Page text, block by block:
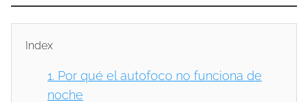
Index
1. Por qué el autofoco no funciona de
noche